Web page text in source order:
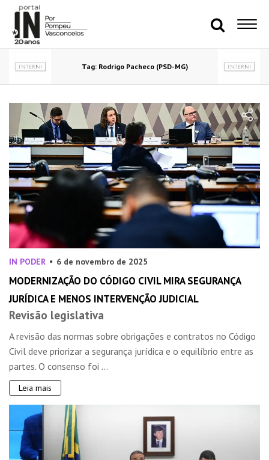
Tag: Rodrigo Pacheco (PSD-MG)
IN PODER 6 de novembro de 2025
MODERNIZAÇÃO DO CÓDIGO CIVIL MIRA SEGURANÇA
JURÍDICA E MENOS INTERVENÇÃO JUDICIAL
Revisão legislativa
A revisão das normas sobre obrigações e contratos no Código
Civil deve priorizar a segurança jurídica e o equilíbrio entre as
partes. O consenso foi ...
Leia mais